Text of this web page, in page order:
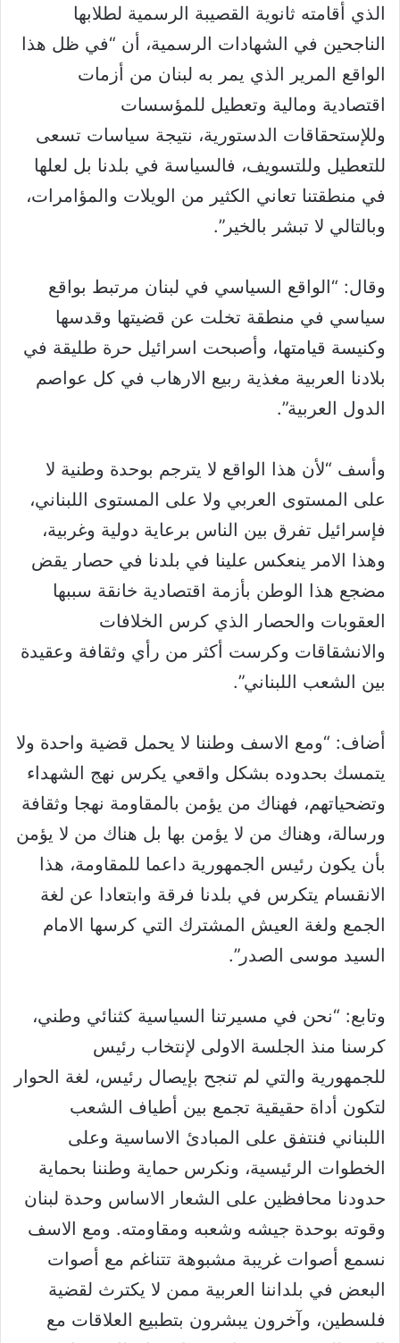
الذي أقامته ثانوية القصيبة الرسمية لطلابها
الناجحين في الشهادات الرسمية، أن “في ظل هذا
الواقع المرير الذي يمر به لبنان من أزمات
اقتصادية ومالية وتعطيل للمؤسسات
وللإستحقاقات الدستورية، نتيجة سياسات تسعى
للتعطيل وللتسويف، فالسياسة في بلدنا بل لعلها
في منطقتنا تعاني الكثير من الويلات والمؤامرات،
وبالتالي لا تبشر بالخير”.
وقال: “الواقع السياسي في لبنان مرتبط بواقع
سياسي في منطقة تخلت عن قضيتها وقدسها
وكنيسة قيامتها، وأصبحت اسرائيل حرة طليقة في
بلادنا العربية مغذية ربيع الارهاب في كل عواصم
الدول العربية”.
وأسف “لأن هذا الواقع لا يترجم بوحدة وطنية لا
على المستوى العربي ولا على المستوى اللبناني،
فإسرائيل تفرق بين الناس برعاية دولية وغربية،
وهذا الامر ينعكس علينا في بلدنا في حصار يقض
مضجع هذا الوطن بأزمة اقتصادية خانقة سببها
العقوبات والحصار الذي كرس الخلافات
والانشقاقات وكرست أكثر من رأي وثقافة وعقيدة
بين الشعب اللبناني”.
أضاف: “ومع الاسف وطننا لا يحمل قضية واحدة ولا
يتمسك بحدوده بشكل واقعي يكرس نهج الشهداء
وتضحياتهم، فهناك من يؤمن بالمقاومة نهجا وثقافة
ورسالة، وهناك من لا يؤمن بها بل هناك من لا يؤمن
بأن يكون رئيس الجمهورية داعما للمقاومة، هذا
الانقسام يتكرس في بلدنا فرقة وابتعادا عن لغة
الجمع ولغة العيش المشترك التي كرسها الامام
السيد موسى الصدر”.
وتابع: “نحن في مسيرتنا السياسية كثنائي وطني،
كرسنا منذ الجلسة الاولى لإنتخاب رئيس
للجمهورية والتي لم تنجح بإيصال رئيس، لغة الحوار
لتكون أداة حقيقية تجمع بين أطياف الشعب
اللبناني فنتفق على المبادئ الاساسية وعلى
الخطوات الرئيسية، ونكرس حماية وطننا بحماية
حدودنا محافظين على الشعار الاساس وحدة لبنان
وقوته بوحدة جيشه وشعبه ومقاومته. ومع الاسف
نسمع أصوات غريبة مشبوهة تتناغم مع أصوات
البعض في بلداننا العربية ممن لا يكترث لقضية
فلسطين، وآخرون يبشرون بتطبيع العلاقات مع